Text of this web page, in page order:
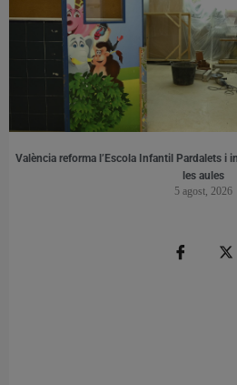
València reforma l’Escola Infantil Pardalets i
les aules
5 agost, 2026